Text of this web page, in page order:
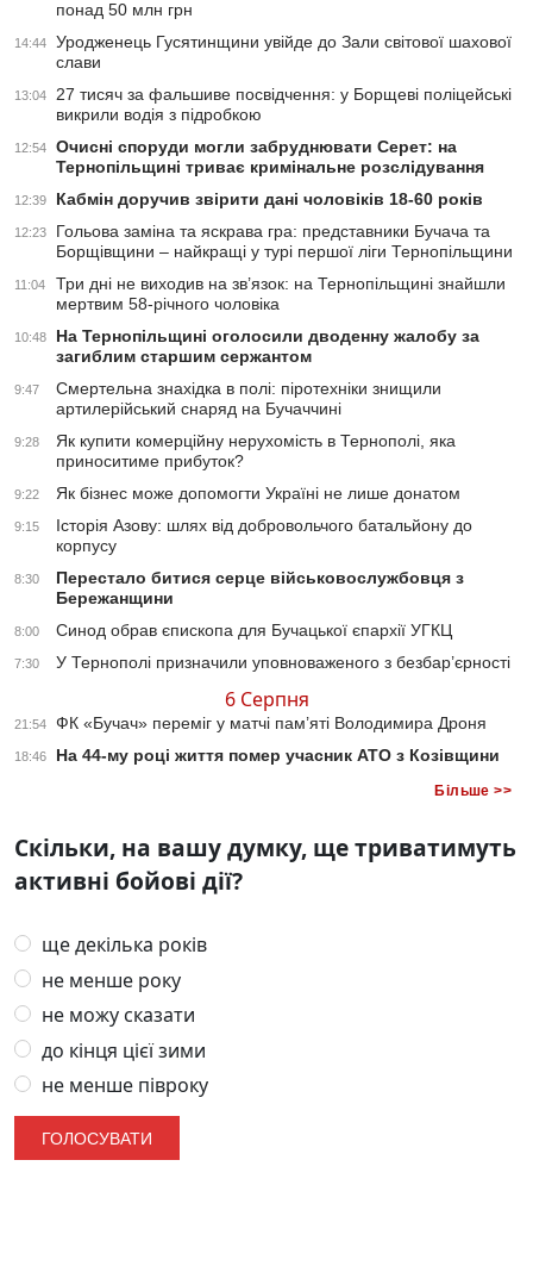
понад 50 млн грн
14:44
Уродженець Гусятинщини увійде до Зали світової шахової
слави
13:04
27 тисяч за фальшиве посвідчення: у Борщеві поліцейські
викрили водія з підробкою
12:54
Очисні споруди могли забруднювати Серет: на
Тернопільщині триває кримінальне розслідування
12:39 Кабмін доручив звірити дані чоловіків 18-60 років
12:23
Гольова заміна та яскрава гра: представники Бучача та
Борщівщини – найкращі у турі першої ліги Тернопільщини
11:04
Три дні не виходив на зв’язок: на Тернопільщині знайшли
мертвим 58-річного чоловіка
10:48
На Тернопільщині оголосили дводенну жалобу за
загиблим старшим сержантом
9:47
Смертельна знахідка в полі: піротехніки знищили
артилерійський снаряд на Бучаччині
9:28
Як купити комерційну нерухомість в Тернополі, яка
приноситиме прибуток?
9:22 Як бізнес може допомогти Україні не лише донатом
9:15
Історія Азову: шлях від добровольчого батальйону до
корпусу
8:30
Перестало битися серце військовослужбовця з
Бережанщини
8:00 Синод обрав єпископа для Бучацької єпархії УГКЦ
7:30 У Тернополі призначили уповноваженого з безбар’єрності
6 Серпня
21:54 ФК «Бучач» переміг у матчі пам’яті Володимира Дроня
18:46 На 44-му році життя помер учасник АТО з Козівщини
Більше >>
Скільки, на вашу думку, ще триватимуть
активні бойові дії?
ще декілька років
не менше року
не можу сказати
до кінця цієї зими
не менше півроку